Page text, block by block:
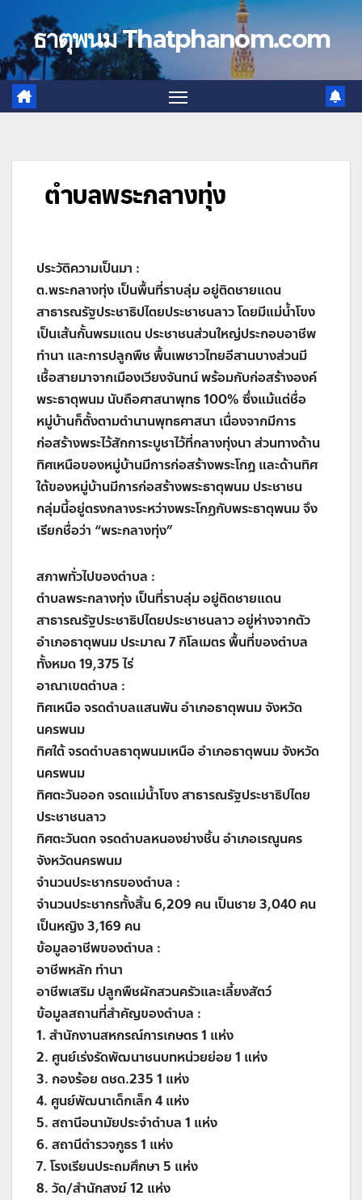
contentธาตุพนม Thatphanom.com
ตำบลพระกลางทุ่ง
ประวัติความเป็นมา :
ต.พระกลางทุ่ง เป็นพื้นที่ราบลุ่ม อยู่ติดชายแดน
สาธารณรัฐประชาธิปไตยประชาชนลาว โดยมีแม่น้ำโขง
เป็นเส้นกั้นพรมแดน ประชาชนส่วนใหญ่ประกอบอาชีพ
ทำนา และการปลูกพืช พื้นเพชาวไทยอีสานบางส่วนมี
เชื้อสายมาจากเมืองเวียงจันทน์ พร้อมกับก่อสร้างองค์
พระธาตุพนม นับถือศาสนาพุทธ 100% ซึ่งแม้แต่ชื่อ
หมู่บ้านก็ตั้งตามตำนานพุทธศาสนา เนื่องจากมีการ
ก่อสร้างพระไว้สักการะบูชาไว้ที่กลางทุ่งนา ส่วนทางด้าน
ทิศเหนือของหมู่บ้านมีการก่อสร้างพระโกฎ และด้านทิศ
ใต้ของหมู่บ้านมีการก่อสร้างพระธาตุพนม ประชาชน
กลุ่มนี้อยู่ตรงกลางระหว่างพระโกฏกับพระธาตุพนม จึง
เรียกชื่อว่า “พระกลางทุ่ง”
สภาพทั่วไปของตำบล :
ตำบลพระกลางทุ่ง เป็นที่ราบลุ่ม อยู่ติดชายแดน
สาธารณรัฐประชาธิปไตยประชาชนลาว อยู่ห่างจากตัว
อำเภอธาตุพนม ประมาณ 7 กิโลเมตร พื้นที่ของตำบล
ทั้งหมด 19,375 ไร่
อาณาเขตตำบล :
ทิศเหนือ จรดตำบลแสนพัน อำเภอธาตุพนม จังหวัด
นครพนม
ทิศใต้ จรดตำบลธาตุพนมเหนือ อำเภอธาตุพนม จังหวัด
นครพนม
ทิศตะวันออก จรดแม่น้ำโขง สาธารณรัฐประชาธิปไตย
ประชาชนลาว
ทิศตะวันตก จรดตำบลหนองย่างชิ้น อำเภอเรณูนคร
จังหวัดนครพนม
จำนวนประชากรของตำบล :
จำนวนประชากรทั้งสิ้น 6,209 คน เป็นชาย 3,040 คน
เป็นหญิง 3,169 คน
ข้อมูลอาชีพของตำบล :
อาชีพหลัก ทำนา
อาชีพเสริม ปลูกพืชผักสวนครัวและเลี้ยงสัตว์
ข้อมูลสถานที่สำคัญของตำบล :
1. สำนักงานสหกรณ์การเกษตร 1 แห่ง
2. ศูนย์เร่งรัดพัฒนาชนบทหน่วยย่อย 1 แห่ง
3. กองร้อย ตชด.235 1 แห่ง
4. ศูนย์พัฒนาเด็กเล็ก 4 แห่ง
5. สถานีอนามัยประจำตำบล 1 แห่ง
6. สถานีตำรวจภูธร 1 แห่ง
7. โรงเรียนประถมศึกษา 5 แห่ง
8. วัด/สำนักสงฆ์ 12 แห่ง